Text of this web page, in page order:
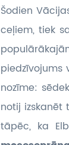
Šodien
ceļiem, tiek
nozīme:
notij izskanēt
tāpēc, ka